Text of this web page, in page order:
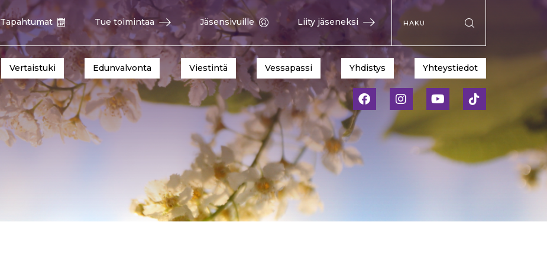
Tapahtumat Tue toimintaa Jäsensivuille Liity jäseneksi
Hae sivustolta
Vertaistuki Edunvalvonta Viestintä Vessapassi Yhdistys Yhteystiedot